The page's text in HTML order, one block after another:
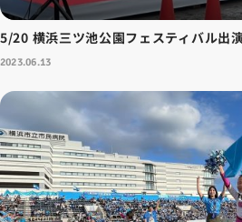
5/20 横浜三ツ池公園フェスティバル出
2023.06.13